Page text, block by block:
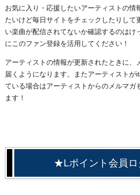
お気に入り・応援したいアーティストの情
たいけど毎日サイトをチェックしたりして
い楽曲が配信されてないか確認するのは
にこのファン登録を活用してください！
アーティストの情報が更新されたときに、
届くようになります。またアーティストが
ている場合はアーティストからのメルマガ
ます！
★Lポイント会員ロ